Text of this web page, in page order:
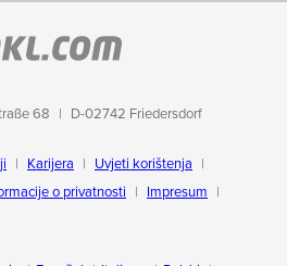
68 D-02742 Friedersdorf
Karijera
Uvjeti korištenja
o privatnosti
Impresum